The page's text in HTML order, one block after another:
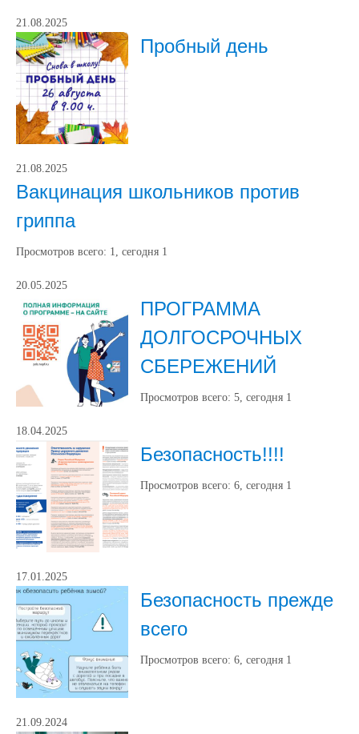
21.08.2025
Пробный день
21.08.2025
Вакцинация школьников против
гриппа
Просмотров всего: 1, сегодня 1
20.05.2025
ПРОГРАММА
ДОЛГОСРОЧНЫХ
СБЕРЕЖЕНИЙ
Просмотров всего: 5, сегодня 1
18.04.2025
Безопасность!!!!
Просмотров всего: 6, сегодня 1
17.01.2025
Безопасность прежде
всего
Просмотров всего: 6, сегодня 1
21.09.2024